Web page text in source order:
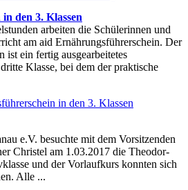
den 3. Klassen
arbeiten die Schülerinnen und
am aid Ernährungsführerschein. Der
ist ein fertig ausgearbeitetes
Klasse, bei dem der praktische
in den 3. Klassen
e.V. besuchte mit dem Vorsitzenden
Christel am 1.03.2017 die Theodor-
und der Vorlaufkurs konnten sich
Alle ...